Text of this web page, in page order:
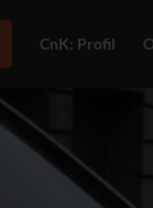
CnK: Profil